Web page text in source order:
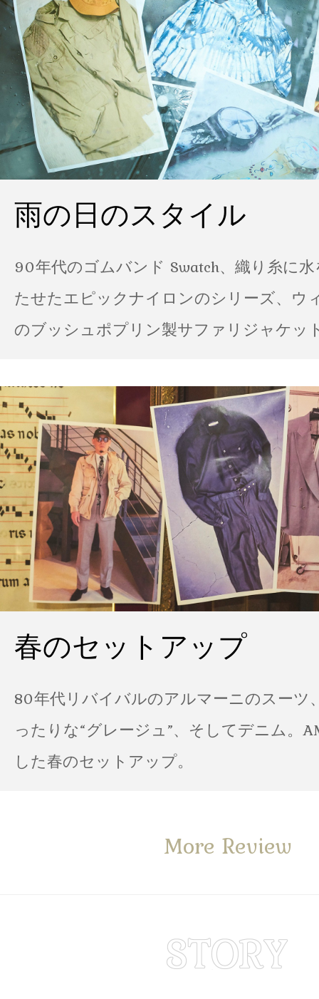
雨の日のスタイル
90年代のゴムバンド Swatch、織り糸に
たせたエピックナイロンのシリーズ、ウ
のブッシュポプリン製サファリジャケッ
春のセットアップ
80年代リバイバルのアルマーニのスーツ
ったりな“グレージュ”、そしてデニム。
した春のセットアップ。
More Review